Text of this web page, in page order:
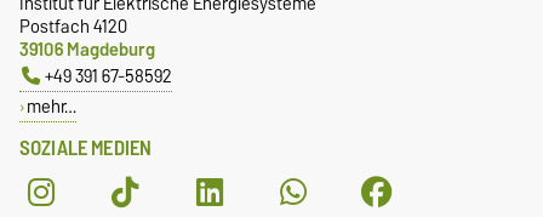
SOZIALE MEDIEN
Postfach 4120
39106 Magdeburg
+49 391 67-58592
mehr…